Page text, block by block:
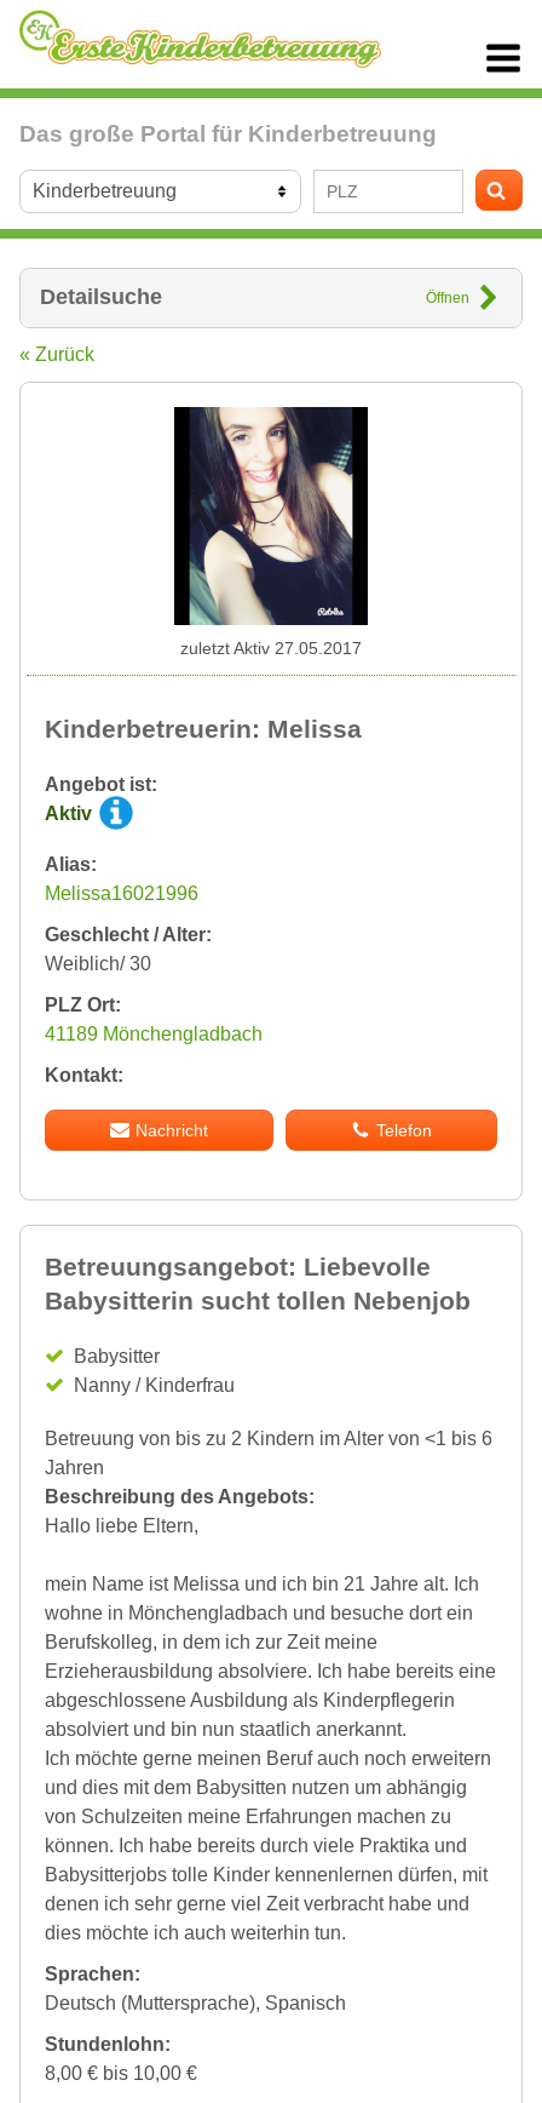
Das große Portal für Kinderbetreuung
Detailsuche Öffnen
« Zurück
Kinderbetreuerin: Melissa
Angebot ist:
Aktiv
Alias:
Melissa16021996
Geschlecht / Alter:
Weiblich/ 30
PLZ Ort:
41189 Mönchengladbach
Kontakt:
Nachricht Telefon
zuletzt Aktiv 27.05.2017
Betreuungsangebot: Liebevolle
Babysitterin sucht tollen Nebenjob
Babysitter
Nanny / Kinderfrau
Betreuung von bis zu 2 Kindern im Alter von <1 bis 6
Jahren
Beschreibung des Angebots:
Hallo liebe Eltern,
mein Name ist Melissa und ich bin 21 Jahre alt. Ich
wohne in Mönchengladbach und besuche dort ein
Berufskolleg, in dem ich zur Zeit meine
Erzieherausbildung absolviere. Ich habe bereits eine
abgeschlossene Ausbildung als Kinderpflegerin
absolviert und bin nun staatlich anerkannt.
Ich möchte gerne meinen Beruf auch noch erweitern
und dies mit dem Babysitten nutzen um abhängig
von Schulzeiten meine Erfahrungen machen zu
können. Ich habe bereits durch viele Praktika und
Babysitterjobs tolle Kinder kennenlernen dürfen, mit
denen ich sehr gerne viel Zeit verbracht habe und
dies möchte ich auch weiterhin tun.
Sprachen:
Deutsch (Muttersprache), Spanisch
Stundenlohn:
8,00 € bis 10,00 €